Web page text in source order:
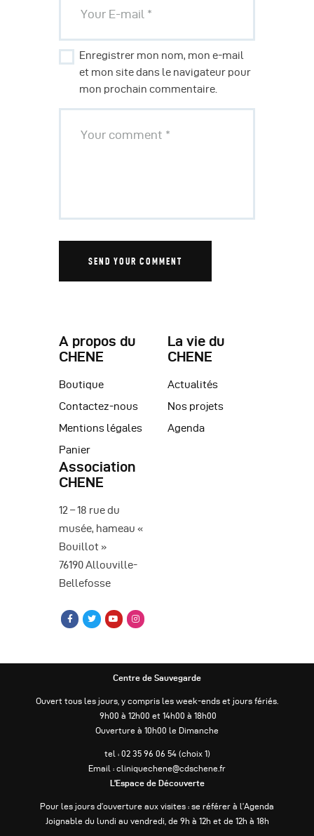
Enregistrer mon nom, mon e-mail
et mon site dans le navigateur pour
mon prochain commentaire.
A propos du
CHENE
Boutique
Contactez-nous
Mentions légales
Panier
La vie du
CHENE
Actualités
Nos projets
Agenda
Association
CHENE
12 – 18 rue du
musée, hameau «
Bouillot »
76190 Allouville-
Bellefosse
Centre de Sauvegarde
Ouvert tous les jours, y compris les week-ends et jours fériés.
9h00 à 12h00 et 14h00 à 18h00
Ouverture à 10h00 le Dimanche
tel : 02 35 96 06 54 (choix 1)
Email : cliniquechene@cdschene.fr
L’Espace de Découverte
Pour les jours d’ouverture aux visites : se référer à l’Agenda
Joignable du lundi au vendredi, de 9h à 12h et de 12h à 18h